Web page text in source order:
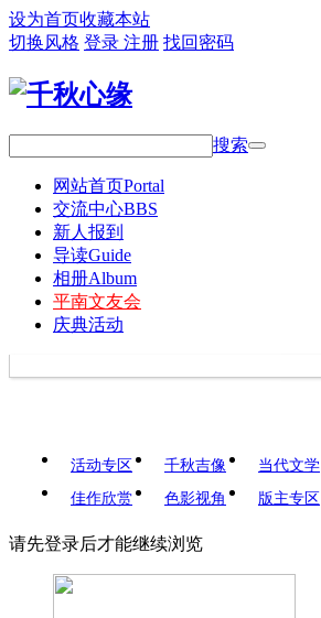
设为首页收藏本站
切换风格 登录 注册 找回密码
搜索
网站首页Portal
交流中心BBS
新人报到
导读Guide
相册Album
平南文友会
庆典活动
活动专区 千秋吉像
当代文学
佳作欣赏
色影视角 版主专区
请先登录后才能继续浏览